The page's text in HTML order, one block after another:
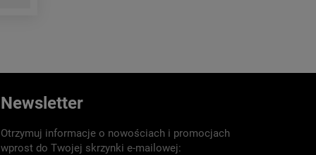
Newsletter
Otrzymuj informacje o nowościach i promocjach
wprost do Twojej skrzynki e-mailowej: